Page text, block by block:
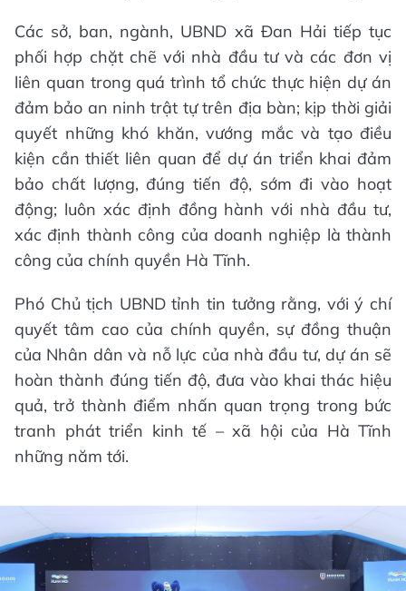
Các sở, ban, ngành, UBND xã Đan Hải tiếp tục
phối hợp chặt chẽ với nhà đầu tư và các đơn vị
liên quan trong quá trình tổ chức thực hiện dự án
đảm bảo an ninh trật tự trên địa bàn; kịp thời giải
quyết những khó khăn, vướng mắc và tạo điều
kiện cần thiết liên quan để dự án triển khai đảm
bảo chất lượng, đúng tiến độ, sớm đi vào hoạt
động; luôn xác định đồng hành với nhà đầu tư,
xác định thành công của doanh nghiệp là thành
công của chính quyền Hà Tĩnh.
Phó Chủ tịch UBND tỉnh tin tưởng rằng, với ý chí
quyết tâm cao của chính quyền, sự đồng thuận
của Nhân dân và nỗ lực của nhà đầu tư, dự án sẽ
hoàn thành đúng tiến độ, đưa vào khai thác hiệu
quả, trở thành điểm nhấn quan trọng trong bức
tranh phát triển kinh tế – xã hội của Hà Tĩnh
những năm tới.